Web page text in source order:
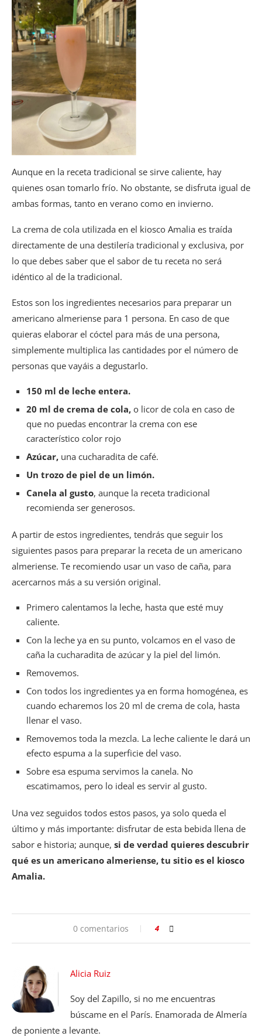
Aunque en la receta tradicional se sirve caliente, hay
quienes osan tomarlo frío. No obstante, se disfruta igual de
ambas formas, tanto en verano como en invierno.
La crema de cola utilizada en el kiosco Amalia es traída
directamente de una destilería tradicional y exclusiva, por
lo que debes saber que el sabor de tu receta no será
idéntico al de la tradicional.
Estos son los ingredientes necesarios para preparar un
americano almeriense para 1 persona. En caso de que
quieras elaborar el cóctel para más de una persona,
simplemente multiplica las cantidades por el número de
personas que vayáis a degustarlo.
150 ml de leche entera.
20 ml de crema de cola, o licor de cola en caso de
que no puedas encontrar la crema con ese
característico color rojo
Azúcar, una cucharadita de café.
Un trozo de piel de un limón.
Canela al gusto, aunque la receta tradicional
recomienda ser generosos.
A partir de estos ingredientes, tendrás que seguir los
siguientes pasos para preparar la receta de un americano
almeriense. Te recomiendo usar un vaso de caña, para
acercarnos más a su versión original.
Primero calentamos la leche, hasta que esté muy
caliente.
Con la leche ya en su punto, volcamos en el vaso de
caña la cucharadita de azúcar y la piel del limón.
Removemos.
Con todos los ingredientes ya en forma homogénea, es
cuando echaremos los 20 ml de crema de cola, hasta
llenar el vaso.
Removemos toda la mezcla. La leche caliente le dará un
efecto espuma a la superficie del vaso.
Sobre esa espuma servimos la canela. No
escatimamos, pero lo ideal es servir al gusto.
Una vez seguidos todos estos pasos, ya solo queda el
último y más importante: disfrutar de esta bebida llena de
sabor e historia; aunque, si de verdad quieres descubrir
qué es un americano almeriense, tu sitio es el kiosco
Amalia.
0 comentarios 4
Alicia Ruiz
Soy del Zapillo, si no me encuentras
búscame en el París. Enamorada de Almería
de poniente a levante.